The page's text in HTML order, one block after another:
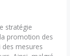
stratégie
promotion des
des mesures